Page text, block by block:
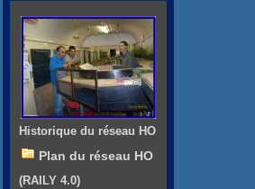
Historique du réseau HO
Plan du réseau HO
(RAILY 4.0)